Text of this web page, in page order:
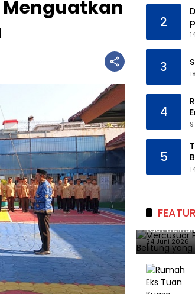
Menguatkan
2
3
4
5
Mercusuar
Laut
140 Tahun
24 Juni 2026